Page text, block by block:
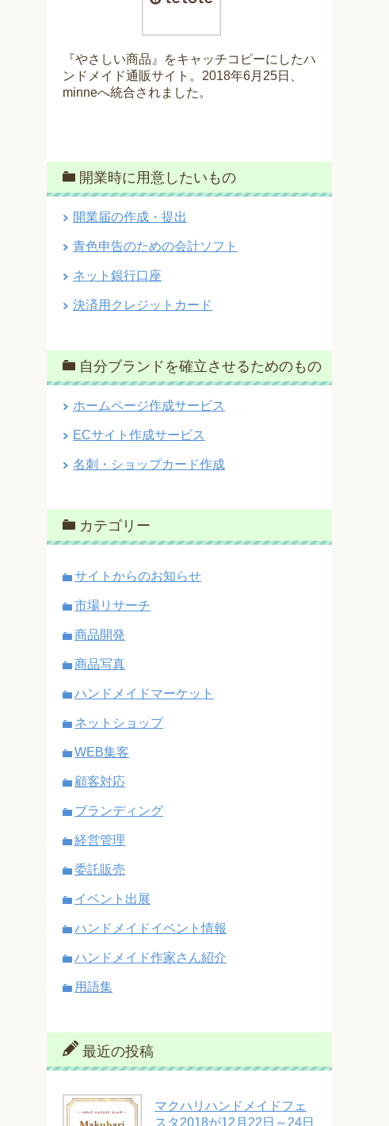
『やさしい商品』をキャッチコピーにしたハ
ンドメイド通販サイト。2018年6月25日、
minneへ統合されました。
開業時に用意したいもの
開業届の作成・提出
青色申告のための会計ソフト
ネット銀行口座
決済用クレジットカード
自分ブランドを確立させるためのもの
ホームページ作成サービス
ECサイト作成サービス
名刺・ショップカード作成
カテゴリー
サイトからのお知らせ
市場リサーチ
商品開発
商品写真
ハンドメイドマーケット
ネットショップ
WEB集客
顧客対応
ブランディング
経営管理
委託販売
イベント出展
ハンドメイドイベント情報
ハンドメイド作家さん紹介
用語集
最近の投稿
マクハリハンドメイドフェ
スタ2018が12月22日～24日